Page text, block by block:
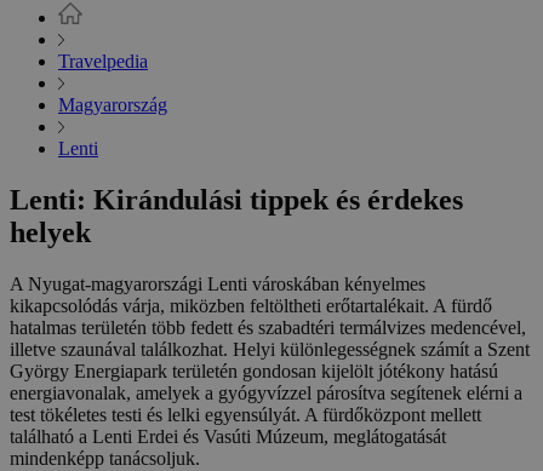
Travelpedia
Magyarország
Lenti
Lenti: Kirándulási tippek és érdekes
helyek
A Nyugat-magyarországi Lenti városkában kényelmes
kikapcsolódás várja, miközben feltöltheti erőtartalékait. A fürdő
hatalmas területén több fedett és szabadtéri termálvizes medencével,
illetve szaunával találkozhat. Helyi különlegességnek számít a Szent
György Energiapark területén gondosan kijelölt jótékony hatású
energiavonalak, amelyek a gyógyvízzel párosítva segítenek elérni a
test tökéletes testi és lelki egyensúlyát. A fürdőközpont mellett
található a Lenti Erdei és Vasúti Múzeum, meglátogatását
mindenképp tanácsoljuk.